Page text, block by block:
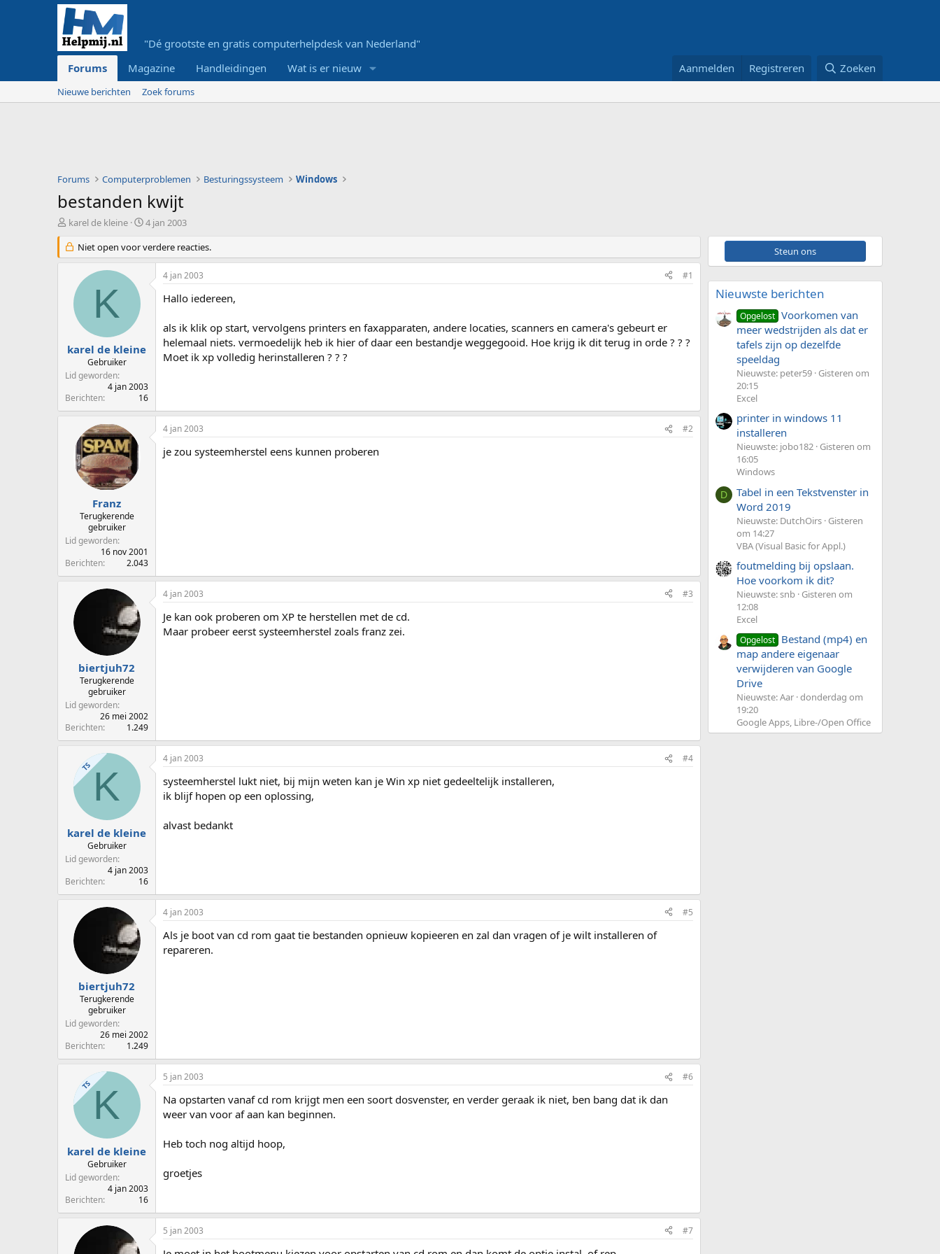
"Dé grootste en gratis computerhelpdesk van Nederland"
Forums
Magazine Handleidingen Wat is er nieuw Aanmelden Registreren Zoeken
Nieuwe berichten Zoek forums
Forums Computerproblemen Besturingssysteem Windows
bestanden kwijt
O
d
e
t
r
e
r
karel de kleine
S
a
r
4 jan 2003
Niet open voor verdere reacties.
K
karel de kleine
Gebruiker
Lid geworden
4 jan 2003
Berichten
16
4 jan 2003 #1
Hallo iedereen,
als ik klik op start, vervolgens printers en faxapparaten, andere locaties, scanners en camera's gebeurt er
helemaal niets. vermoedelijk heb ik hier of daar een bestandje weggegooid. Hoe krijg ik dit terug in orde ? ? ?
Moet ik xp volledig herinstalleren ? ? ?
Franz
Terugkerende
gebruiker
Lid geworden
16 nov 2001
Berichten
2.043
4 jan 2003 #2
je zou systeemherstel eens kunnen proberen
biertjuh72
Terugkerende
gebruiker
Lid geworden
26 mei 2002
Berichten
1.249
4 jan 2003 #3
Je kan ook proberen om XP te herstellen met de cd.
Maar probeer eerst systeemherstel zoals franz zei.
TS K
karel de kleine
Gebruiker
Lid geworden
4 jan 2003
Berichten
16
4 jan 2003 #4
systeemherstel lukt niet, bij mijn weten kan je Win xp niet gedeeltelijk installeren,
ik blijf hopen op een oplossing,
alvast bedankt
biertjuh72
Terugkerende
gebruiker
Lid geworden
26 mei 2002
Berichten
1.249
4 jan 2003 #5
Als je boot van cd rom gaat tie bestanden opnieuw kopieeren en zal dan vragen of je wilt installeren of
repareren.
TS K
karel de kleine
Gebruiker
Lid geworden
4 jan 2003
Berichten
16
5 jan 2003 #6
Na opstarten vanaf cd rom krijgt men een soort dosvenster, en verder geraak ik niet, ben bang dat ik dan
weer van voor af aan kan beginnen.
Heb toch nog altijd hoop,
groetjes
5 jan 2003 #7
Steun ons
Nieuwste berichten
Opgelost Voorkomen van
meer wedstrijden als dat er
tafels zijn op dezelfde
speeldag
Nieuwste: peter59 Gisteren om
20:15
Excel
printer in windows 11
installeren
Nieuwste: jobo182 Gisteren om
16:05
Windows
D
Tabel in een Tekstvenster in
Word 2019
Nieuwste: DutchOirs Gisteren
om 14:27
VBA (Visual Basic for Appl.)
foutmelding bij opslaan.
Hoe voorkom ik dit?
Nieuwste: snb Gisteren om
12:08
Excel
Opgelost Bestand (mp4) en
map andere eigenaar
verwijderen van Google
Drive
Nieuwste: Aar donderdag om
19:20
Google Apps, Libre-/Open Office